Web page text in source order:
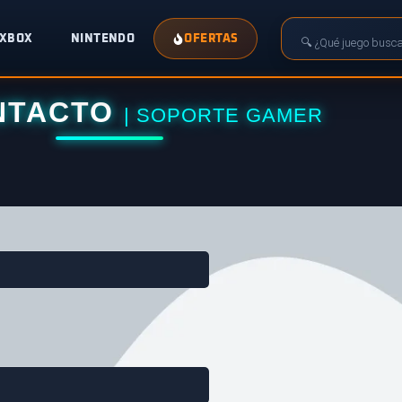
XBOX NINTENDO OFERTAS
| SOPORTE GAMER